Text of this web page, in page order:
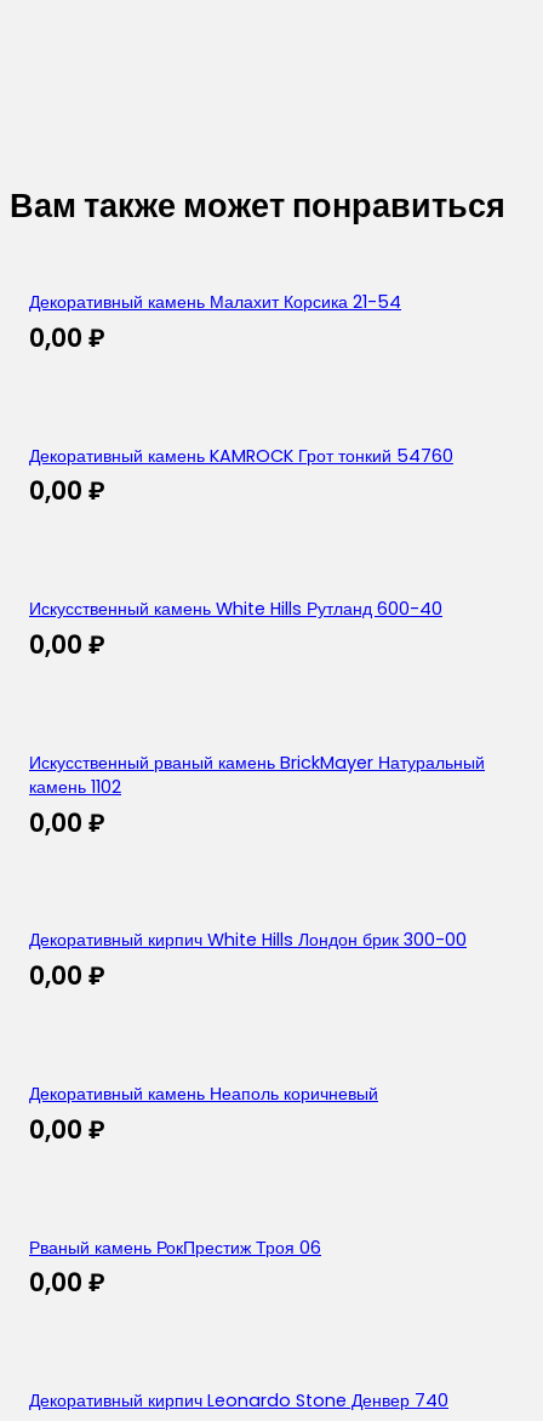
Вам также может понравиться
Декоративный камень Малахит Корсика 21-54
0,00 ₽
Декоративный камень KAMROCK Грот тонкий 54760
0,00 ₽
Искусственный камень White Hills Рутланд 600-40
0,00 ₽
Искусственный рваный камень BrickMayer Натуральный
камень 1102
0,00 ₽
Декоративный кирпич White Hills Лондон брик 300-00
0,00 ₽
Декоративный камень Неаполь коричневый
0,00 ₽
Рваный камень РокПрестиж Троя 06
0,00 ₽
Декоративный кирпич Leonardo Stone Денвер 740